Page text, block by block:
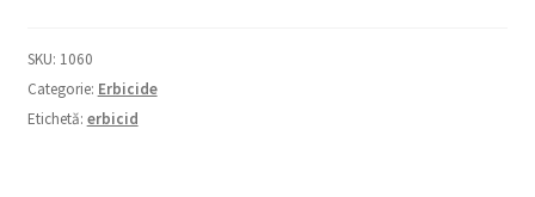
SKU: 1060
Categorie: Erbicide
Etichetă: erbicid